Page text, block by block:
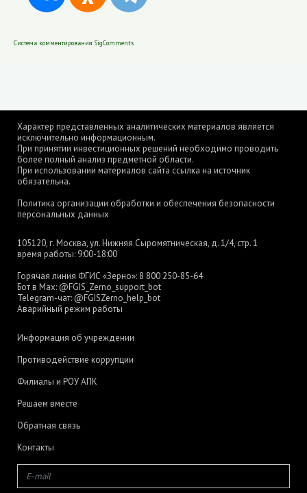
Система комментирования SigComments
Характер представленных аналитических материалов является
исключительно информационным.
При принятии инвестиционных решений необходимо проводить
более полный анализ предметной области.
При использовании материалов сайта ссылка на источник
обязательна.
Политика организации обработки и обеспечения безопасности
персональных данных
105120, г. Москва, ул. Нижняя Сыромятническая, д. 1/4, стр. 1
время работы: 9:00-18:00
Горячая линия ФГИС «Зерно»: 8 800 250-85-64
Бот в Max: @FGIS_Zerno_support_bot
Telegram-чат: @FGISZerno_help_bot
Аварийный режим работы
Информация об учреждении
Противодействие коррупции
Филиалы и РОУ АПК
Решаем вместе
Обратная связь
Контакты